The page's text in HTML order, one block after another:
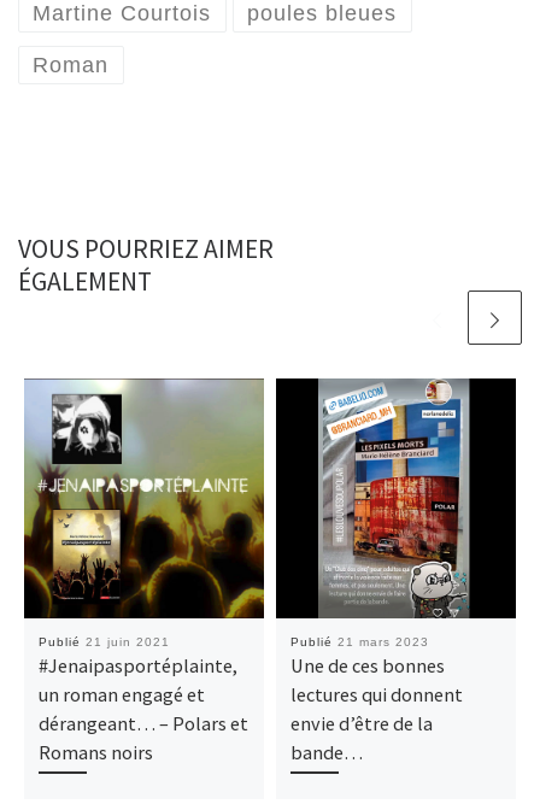
Martine Courtois poules bleues
Roman
VOUS POURRIEZ AIMER
ÉGALEMENT
Publié 21 juin 2021
#Jenaipasportéplainte,
un roman engagé et
dérangeant… – Polars et
Romans noirs
Publié 21 mars 2023
Une de ces bonnes
lectures qui donnent
envie d’être de la
bande…